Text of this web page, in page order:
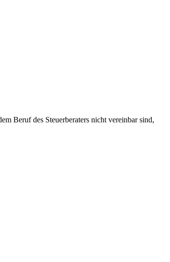
Beruf des Steuerberaters nicht vereinbar sind,